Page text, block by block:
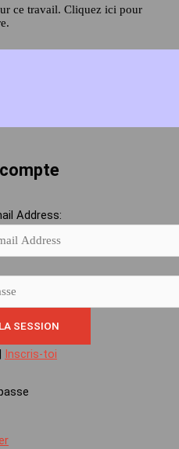
ce travail. Cliquez ici pour
Address:
| Inscris-toi